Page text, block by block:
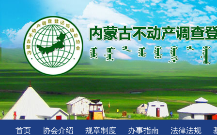
首页 协会介绍 规章制度 办事指南 法律法规